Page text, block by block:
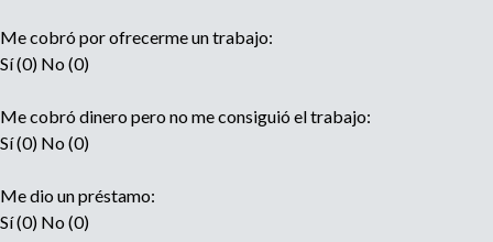
Me cobró por ofrecerme un trabajo:
Sí (0) No (0)
Me cobró dinero pero no me consiguió el trabajo:
Sí (0) No (0)
Me dio un préstamo:
Sí (0) No (0)